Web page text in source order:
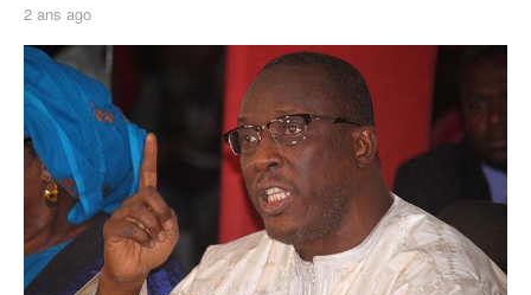
2 ans ago